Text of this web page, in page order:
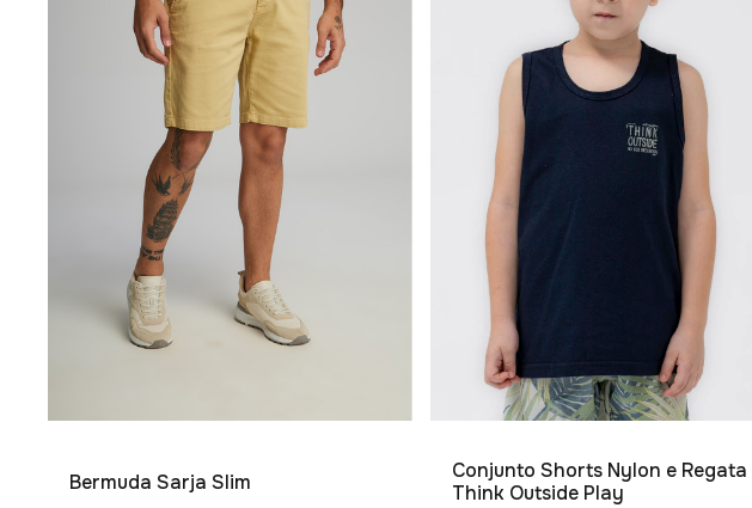
Bermuda Sarja Slim
Conjunto Shorts Nylon e Regata
Think Outside Play